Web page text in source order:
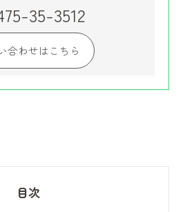
35-3512
合わせはこちら
目次